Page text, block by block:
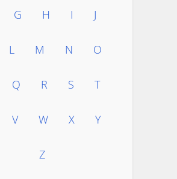
G H I J
L M N O
Q R S T
V W X Y
Z